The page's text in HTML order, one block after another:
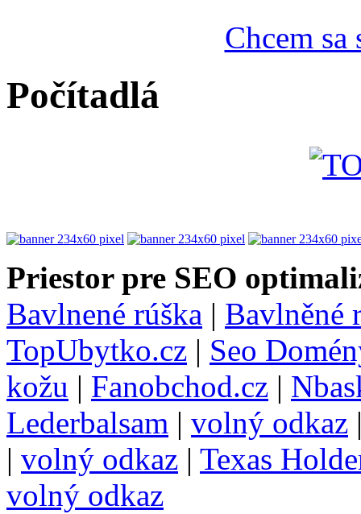
Chcem
Počítadlá
Priestor pre SEO
Bavlnené rúška | Bavlněné
TopUbytko.cz | Seo
kožu | Fanobchod.cz |
Lederbalsam | volný odkaz
| volný odkaz | Texas
volný odkaz